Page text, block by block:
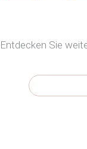
o
Entdecken Sie